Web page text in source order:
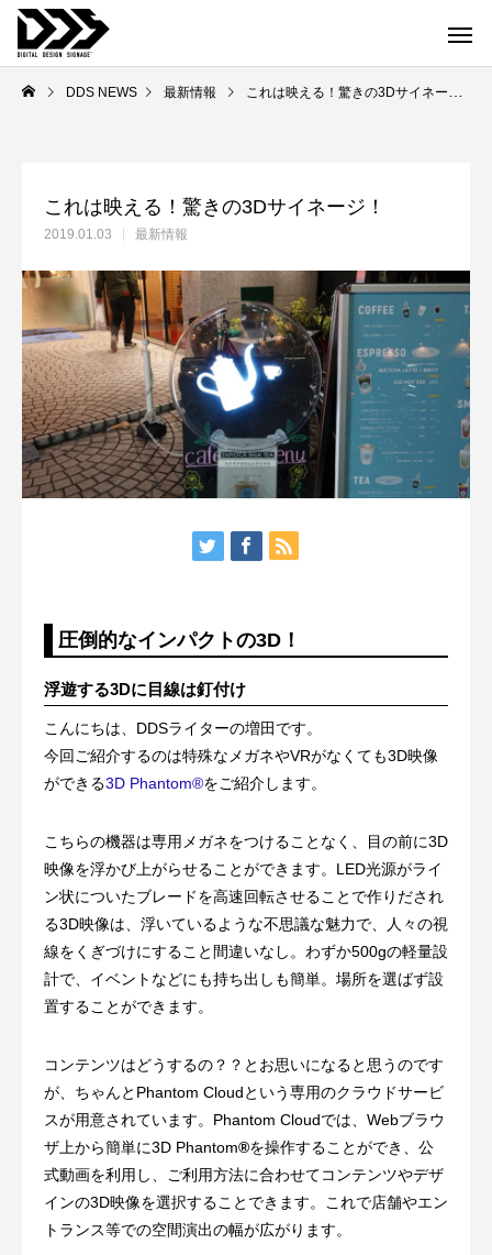
DDS NEWS 最新情報 これは映える！驚きの3Dサイネージ！
これは映える！驚きの3Dサイネージ！
2019.01.03 最新情報
圧倒的なインパクトの3D！
浮遊する3Dに目線は釘付け
こんにちは、DDSライターの増田です。
今回ご紹介するのは特殊なメガネやVRがなくても3D映像
ができる3D Phantom®をご紹介します。
こちらの機器は専用メガネをつけることなく、目の前に3D
映像を浮かび上がらせることができます。LED光源がライ
ン状についたブレードを高速回転させることで作りだされ
る3D映像は、浮いているような不思議な魅力で、人々の視
線をくぎづけにすること間違いなし。わずか500gの軽量設
計で、イベントなどにも持ち出しも簡単。場所を選ばず設
置することができます。
コンテンツはどうするの？？とお思いになると思うのです
が、ちゃんとPhantom Cloudという専用のクラウドサービ
スが用意されています。Phantom Cloudでは、Webブラウ
ザ上から簡単に3D Phantom®を操作することができ、公
式動画を利用し、ご利用方法に合わせてコンテンツやデザ
インの3D映像を選択することできます。これで店舗やエン
トランス等での空間演出の幅が広がります。